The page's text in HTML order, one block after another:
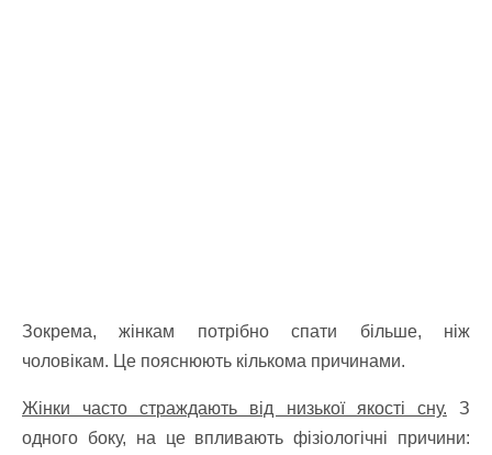
Зокрема, жінкам потрібно спати більше, ніж
чоловікам. Це пояснюють кількома причинами.
Жінки часто страждають від низької якості сну. З
одного боку, на це впливають фізіологічні причини: